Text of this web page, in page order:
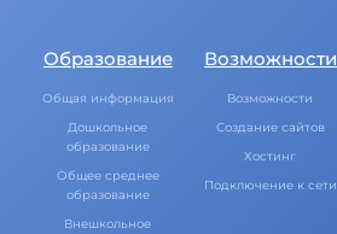
Образование
Общая информация
Дошкольное
образование
Общее среднее
образование
Внешкольное
Возможности
Возможности
Создание сайтов
Хостинг
Подключение к сети